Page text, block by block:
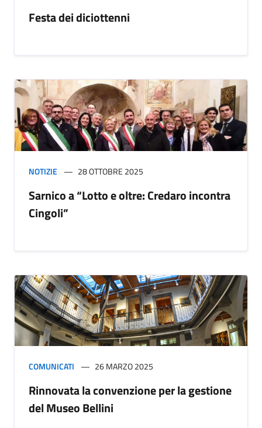
Festa dei diciottenni
NOTIZIE 28 OTTOBRE 2025
Sarnico a “Lotto e oltre: Credaro incontra
Cingoli”
COMUNICATI 26 MARZO 2025
Rinnovata la convenzione per la gestione
del Museo Bellini